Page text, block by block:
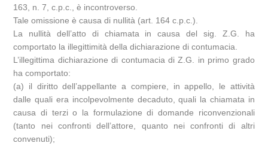
163, n. 7, c.p.c., è incontroverso.
Tale omissione è causa di nullità (art. 164 c.p.c.).
La nullità dell’atto di chiamata in causa del sig. Z.G. ha
comportato la illegittimità della dichiarazione di contumacia.
L’illegittima dichiarazione di contumacia di Z.G. in primo grado
ha comportato:
(a) il diritto dell’appellante a compiere, in appello, le attività
dalle quali era incolpevolmente decaduto, quali la chiamata in
causa di terzi o la formulazione di domande riconvenzionali
(tanto nei confronti dell’attore, quanto nei confronti di altri
convenuti);